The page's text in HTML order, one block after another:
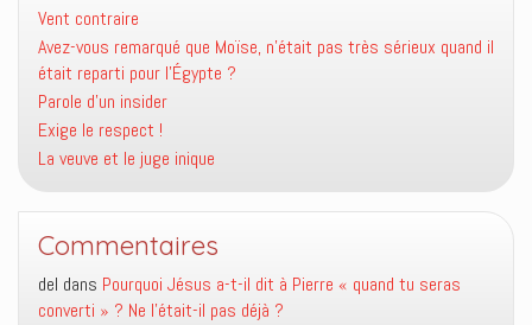
Vent contraire
Avez-vous remarqué que Moïse, n’était pas très sérieux quand il
était reparti pour l’Égypte ?
Parole d’un insider
Exige le respect !
La veuve et le juge inique
Commentaires
del dans Pourquoi Jésus a-t-il dit à Pierre « quand tu seras
converti » ? Ne l’était-il pas déjà ?